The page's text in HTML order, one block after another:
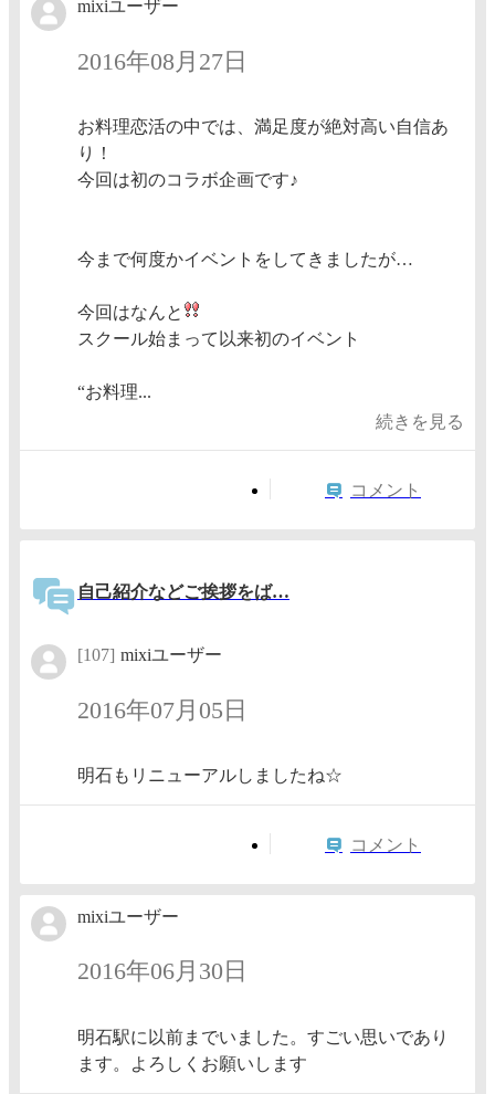
mixiユーザー
2016年08月27日
お料理恋活の中では、満足度が絶対高い自信あ
り！
今回は初のコラボ企画です♪
今まで何度かイベントをしてきましたが…
今回はなんと
スクール始まって以来初のイベント
“お料理...
続きを見る
コメント
自己紹介などご挨拶をば…
[107] mixiユーザー
2016年07月05日
明石もリニューアルしましたね☆
コメント
mixiユーザー
2016年06月30日
明石駅に以前までいました。すごい思いであり
ます。よろしくお願いします